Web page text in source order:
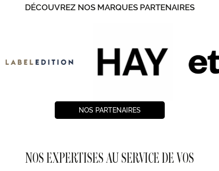
DÉCOUVREZ NOS MARQUES PARTENAIRES
NOS PARTENAIRES
NOS EXPERTISES AU SERVICE DE VOS